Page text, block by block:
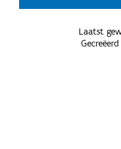
Laatst